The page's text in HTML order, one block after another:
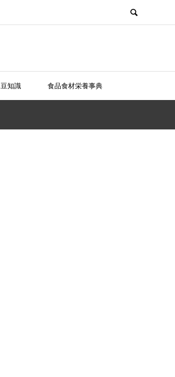
豆知識 食品食材栄養事典